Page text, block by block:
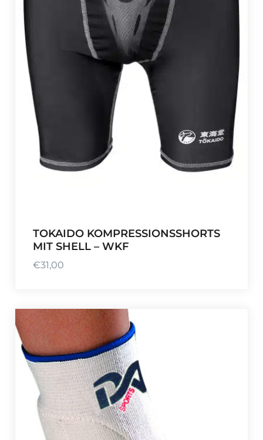
TOKAIDO KOMPRESSIONSSHORTS
MIT SHELL – WKF
€31,00